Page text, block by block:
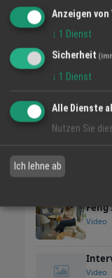
VIDEO-TIPP
Feng
Video
Video
Anzeigen von
↓ 1 Dienst
Sicherheit
↓ 1 Dienst
Alle Dienste
Nutzen Sie
Ich lehne ab